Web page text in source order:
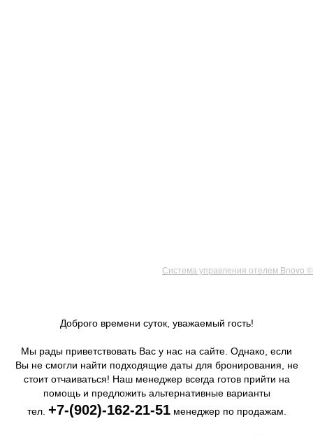
Система управления отелем Bnovo ©
Доброго времени суток, уважаемый гость!
Мы рады приветствовать Вас у нас на сайте. Однако, если
Вы не смогли найти подходящие даты для бронирования, не
стоит отчаиваться! Наш менеджер всегда готов прийти на
помощь и предложить альтернативные варианты
тел. +7-(902)-162-21-51менеджер по продажам.
Адрес
Бурятия, с. Максимиха,
Телефон
+7 902 162 21 51
Почта
info@kumutkan.ru
ы ждем вас!